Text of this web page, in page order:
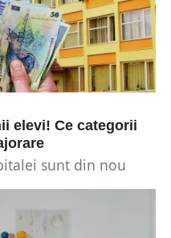
elevi! Ce categorii
sunt din nou